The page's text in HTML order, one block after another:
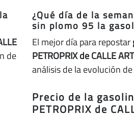
de
¿Qué día de la
sin plomo 95 la
El mejor día para repostar
PETROPRIX de CALLE
análisis de la evolución
Precio de la
PETROPRIX de